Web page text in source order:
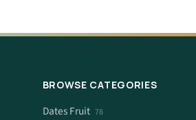
BROWSE CATEGORIES
Dates Fruit 78